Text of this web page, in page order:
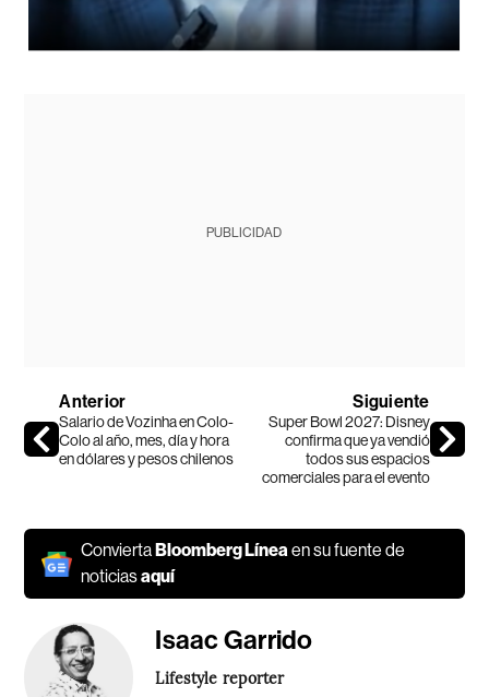
PUBLICIDAD
Anterior
Salario de Vozinha en Colo-
Colo al año, mes, día y hora
en dólares y pesos chilenos
Siguiente
Super Bowl 2027: Disney
confirma que ya vendió
todos sus espacios
comerciales para el evento
Convierta Bloomberg Líneaen su fuente de
noticiasaquí
Isaac Garrido
Lifestyle reporter